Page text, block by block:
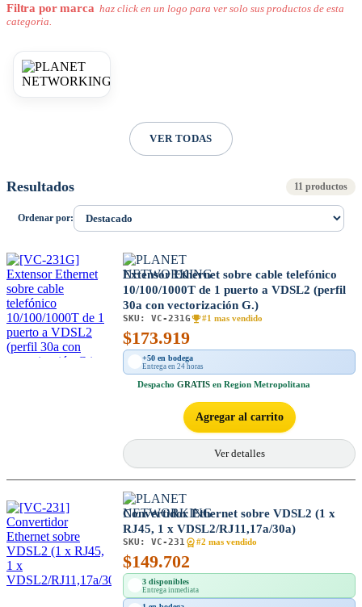
Filtra por marca haz click en un logo para ver solo sus productos de esta
categoria.
VER TODAS
Resultados 11 productos
Ordenar por:
Extensor Ethernet sobre cable telefónico
10/100/1000T de 1 puerto a VDSL2 (perfil
30a con vectorización G.)
SKU: VC-231G #1 mas vendido
$173.919
+50 en bodega
Entrega en 24 horas
Despacho GRATIS en Region Metropolitana
Agregar al carrito
Ver detalles
Convertidor Ethernet sobre VDSL2 (1 x
RJ45, 1 x VDSL2/RJ11,17a/30a)
SKU: VC-231 #2 mas vendido
$149.702
3 disponibles
Entrega inmediata